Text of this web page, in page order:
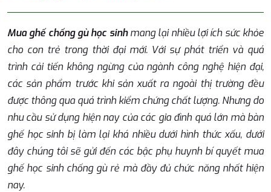
Mua ghế chống gù học sinhmang lại nhiều lợi ích sức khỏe
cho con trẻ trong thời đại mới. Với sự phát triển và quá
trình cải tiến không ngừng của ngành công nghệ hiện đại,
các sản phẩm trước khi sản xuất ra ngoài thị trường đều
được thông qua quá trình kiểm chứng chất lượng. Nhưng do
nhu cầu sử dụng hiện nay của các gia đình quá lớn mà bàn
ghế học sinh bị làm lại khá nhiều dưới hình thức xấu, dưới
đây chúng tôi sẽ gửi đến các bậc phụ huynh bí quyết mua
ghế học sinh chống gù rẻ mà đầy đủ chức năng nhất hiện
nay.